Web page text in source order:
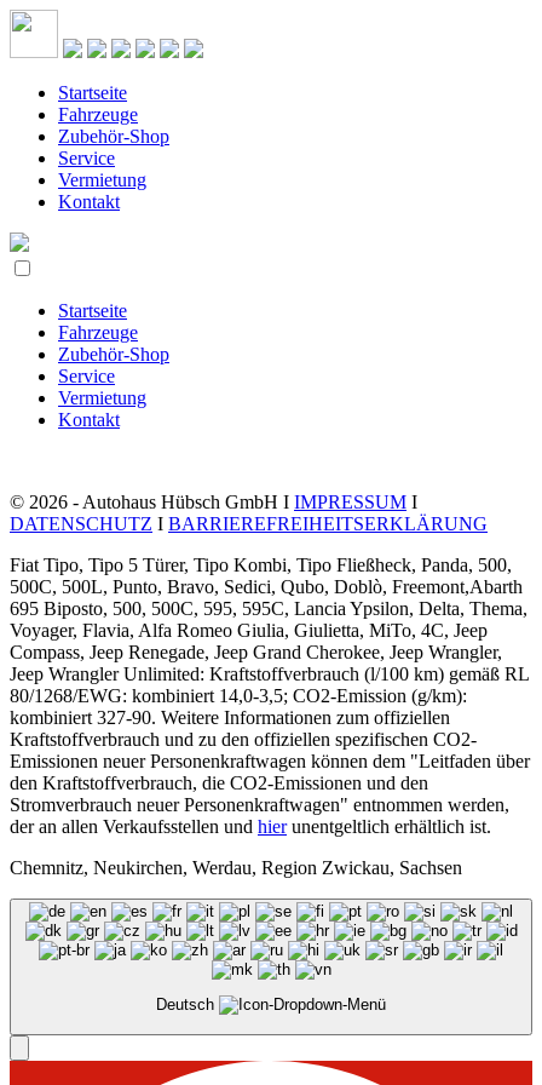
Startseite
Fahrzeuge
Zubehör-Shop
Service
Vermietung
Kontakt
Startseite
Fahrzeuge
Zubehör-Shop
Service
Vermietung
Kontakt
© 2026 - Autohaus Hübsch GmbH I IMPRESSUM I
DATENSCHUTZ I BARRIEREFREIHEITSERKLÄRUNG
Fiat Tipo, Tipo 5 Türer, Tipo Kombi, Tipo Fließheck, Panda, 500,
500C, 500L, Punto, Bravo, Sedici, Qubo, Doblò, Freemont,Abarth
695 Biposto, 500, 500C, 595, 595C, Lancia Ypsilon, Delta, Thema,
Voyager, Flavia, Alfa Romeo Giulia, Giulietta, MiTo, 4C, Jeep
Compass, Jeep Renegade, Jeep Grand Cherokee, Jeep Wrangler,
Jeep Wrangler Unlimited: Kraftstoffverbrauch (l/100 km) gemäß RL
80/1268/EWG: kombiniert 14,0-3,5; CO2-Emission (g/km):
kombiniert 327-90. Weitere Informationen zum offiziellen
Kraftstoffverbrauch und zu den offiziellen spezifischen CO2-
Emissionen neuer Personenkraftwagen können dem "Leitfaden über
den Kraftstoffverbrauch, die CO2-Emissionen und den
Stromverbrauch neuer Personenkraftwagen" entnommen werden,
der an allen Verkaufsstellen und hierunentgeltlich erhältlich ist.
Chemnitz, Neukirchen, Werdau, Region Zwickau, Sachsen
Deutsch